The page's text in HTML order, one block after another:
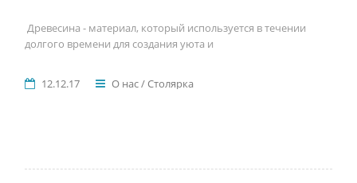
Древесина - материал, который используется в течении
долгого времени для создания уюта и
12.12.17 О нас / Столярка